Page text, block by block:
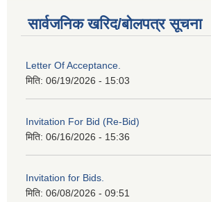
सार्वजनिक खरिद/बोलपत्र सूचना
Letter Of Acceptance.
मिति: 06/19/2026 - 15:03
Invitation For Bid (Re-Bid)
मिति: 06/16/2026 - 15:36
Invitation for Bids.
मिति: 06/08/2026 - 09:51